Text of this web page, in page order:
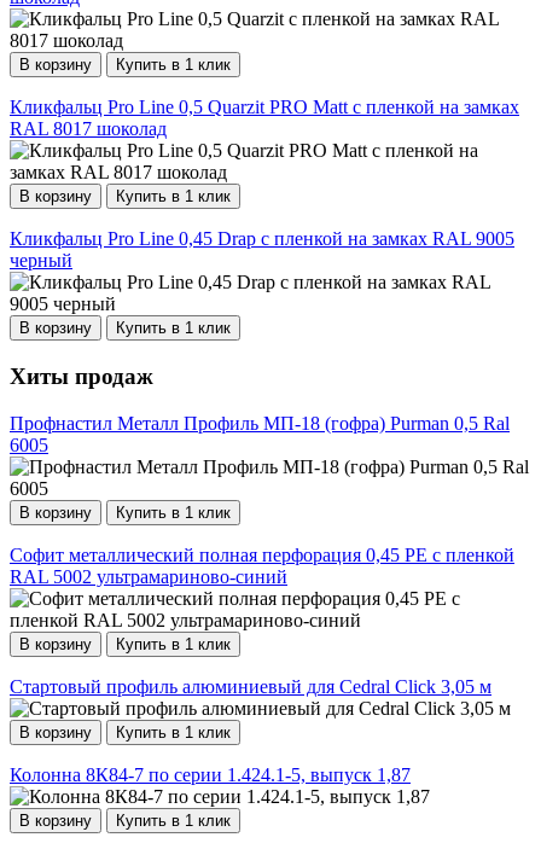
В корзину Купить в 1 клик
Кликфальц Pro Line 0,5 Quarzit PRO Matt с пленкой на замках
RAL 8017 шоколад
В корзину Купить в 1 клик
Кликфальц Pro Line 0,45 Drap с пленкой на замках RAL 9005
черный
В корзину Купить в 1 клик
Хиты продаж
Профнастил Металл Профиль МП-18 (гофра) Purman 0,5 Ral
6005
В корзину Купить в 1 клик
Софит металлический полная перфорация 0,45 PE с пленкой
RAL 5002 ультрамариново-синий
В корзину Купить в 1 клик
Стартовый профиль алюминиевый для Cedral Click 3,05 м
В корзину Купить в 1 клик
Колонна 8К84-7 по серии 1.424.1-5, выпуск 1,87
В корзину Купить в 1 клик